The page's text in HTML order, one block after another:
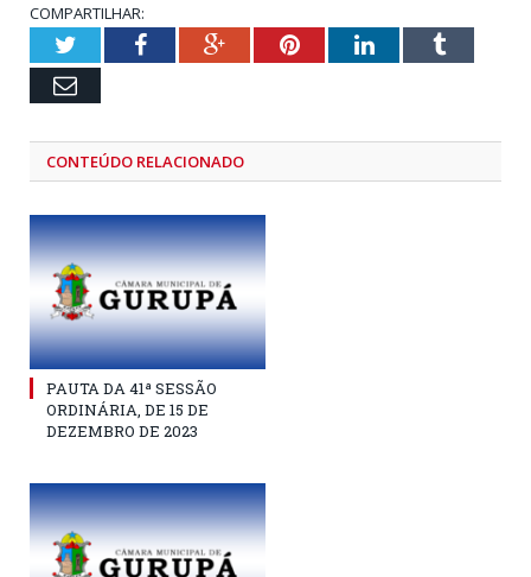
COMPARTILHAR:
TwitterFacebookGoogle+PinterestLinkedInTumblr
Email
CONTEÚDO RELACIONADO
PAUTA DA 41ª SESSÃO
ORDINÁRIA, DE 15 DE
DEZEMBRO DE 2023